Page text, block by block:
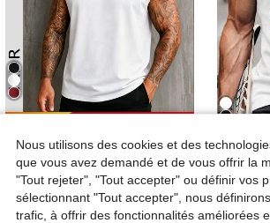
GRDR
-5% GRDR Débardeur décontracté ample à col rond de couleur unie pour homme en été
#6 BEST-SELLERS de Décontracté - Décontracté moderne Hauts pour ho
Dès6,05€ 6,37€
-20% T-shirt
8,39€
Nous utilisons des cookies et des
que vous avez demandé et de vous offrir la
"Tout rejeter", "Tout accepter" ou définir vos
sélectionnant "Tout accepter", nous
trafic, à offrir des fonctionnalités améliorées